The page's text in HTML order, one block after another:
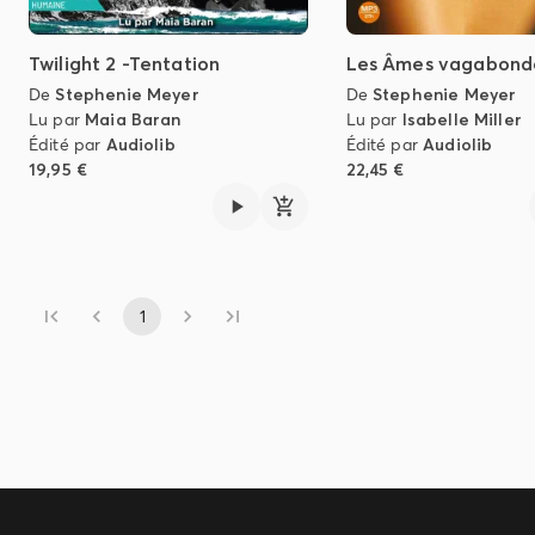
Twilight 2 -Tentation
De Stephenie Meyer
Lu par Maia Baran
Édité par Audiolib
19,95 €
Les Âmes
De Stephenie Meyer
Lu par Isabelle Miller
Édité parAudiolib
22,45 €
1